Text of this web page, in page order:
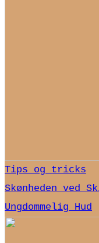
Tips og tricks
Skønheden ved
Ungdommelig Hud